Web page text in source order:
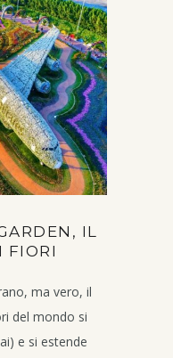
IL
FIORI
ma vero, il
del mondo si
e si estende